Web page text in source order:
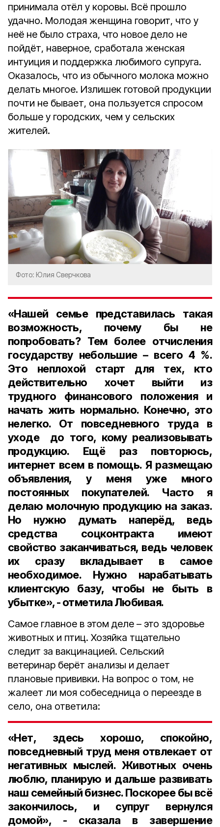
принимала отёл у коровы. Всё прошло
удачно. Молодая женщина говорит, что у
неё не было страха, что новое дело не
пойдёт, наверное, сработала женская
интуиция и поддержка любимого супруга.
Оказалось, что из обычного молока можно
делать многое. Излишек готовой продукции
почти не бывает, она пользуется спросом
больше у городских, чем у сельских
жителей.
Фото: Юлия Сверчкова
«Нашей семье представилась такая
возможность, почему бы не
попробовать? Тем более отчисления
государству небольшие – всего 4 %.
Это неплохой старт для тех, кто
действительно хочет выйти из
трудного финансового положения и
начать жить нормально. Конечно, это
нелегко. От повседневного труда в
уходе до того, кому реализовывать
продукцию. Ещё раз повторюсь,
интернет всем в помощь. Я размещаю
объявления, у меня уже много
постоянных покупателей. Часто я
делаю молочную продукцию на заказ.
Но нужно думать наперёд, ведь
средства соцконтракта имеют
свойство заканчиваться, ведь человек
их сразу вкладывает в самое
необходимое. Нужно нарабатывать
клиентскую базу, чтобы не быть в
убытке», - отметила Любивая.
Самое главное в этом деле – это здоровье
животных и птиц. Хозяйка тщательно
следит за вакцинацией. Сельский
ветеринар берёт анализы и делает
плановые прививки. На вопрос о том, не
жалеет ли моя собеседница о переезде в
село, она ответила:
«Нет, здесь хорошо, спокойно,
повседневный труд меня отвлекает от
негативных мыслей. Животных очень
люблю, планирую и дальше развивать
наш семейный бизнес. Поскорее бы всё
закончилось, и супруг вернулся
домой», - сказала в завершение